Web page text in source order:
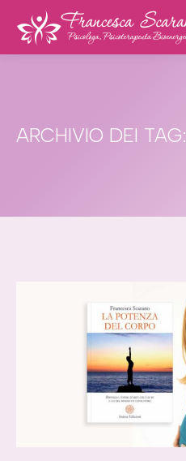
ARCHIVIO DEI TAG: